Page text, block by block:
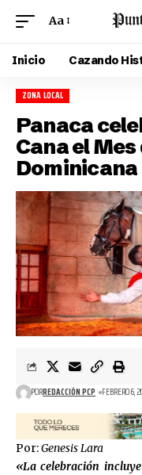
Aa
Inicio Cazando
ZONA LOCAL
Panaca
Cana el
Dominicana
PORREDACCIÓN PCP FEBRERO 6,
Por:Genesis Lara
«La celebración